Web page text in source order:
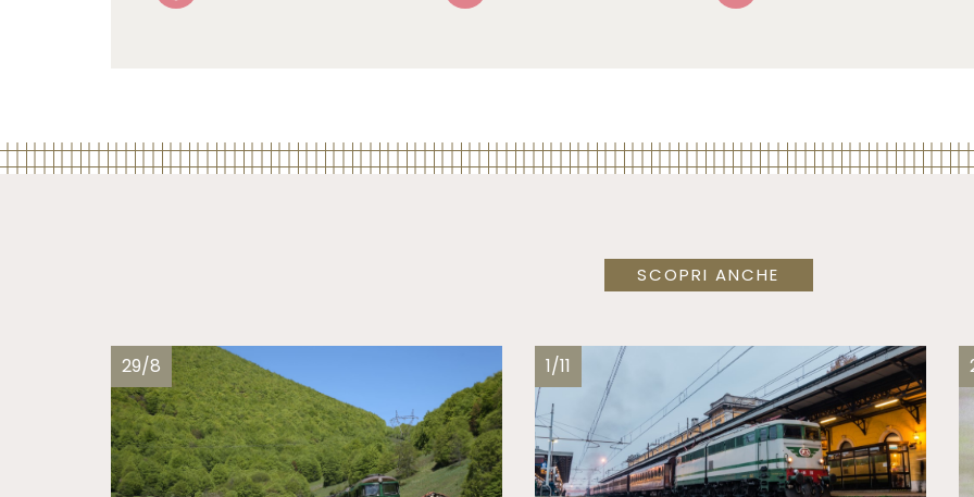
SCOPRI ANCHE
29/8 1/11